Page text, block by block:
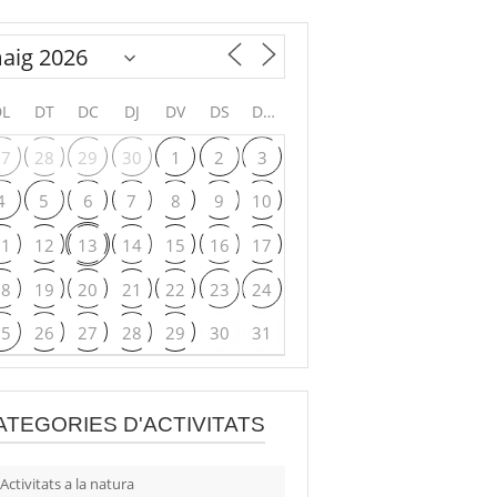
DT DC DJ DV DS DG
28 29 30 1 2
3
5 6 7 8 9
10
12 13 14 15 16
17
19 20 21 22 23
24
26 27 28 29 30 31
D'ACTIVITATS
Activitats a la natura